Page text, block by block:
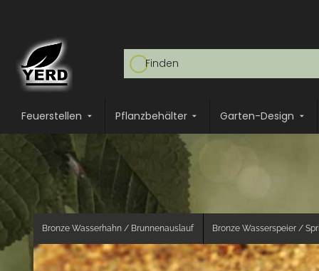
Feuerstellen Pflanzbehälter Garten-Design
Bronze Wasserhahn / Brunnenauslauf Bronze Wasserspeier /